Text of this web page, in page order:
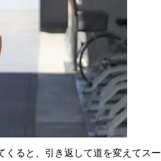
ると、引き返して道を変えてスー